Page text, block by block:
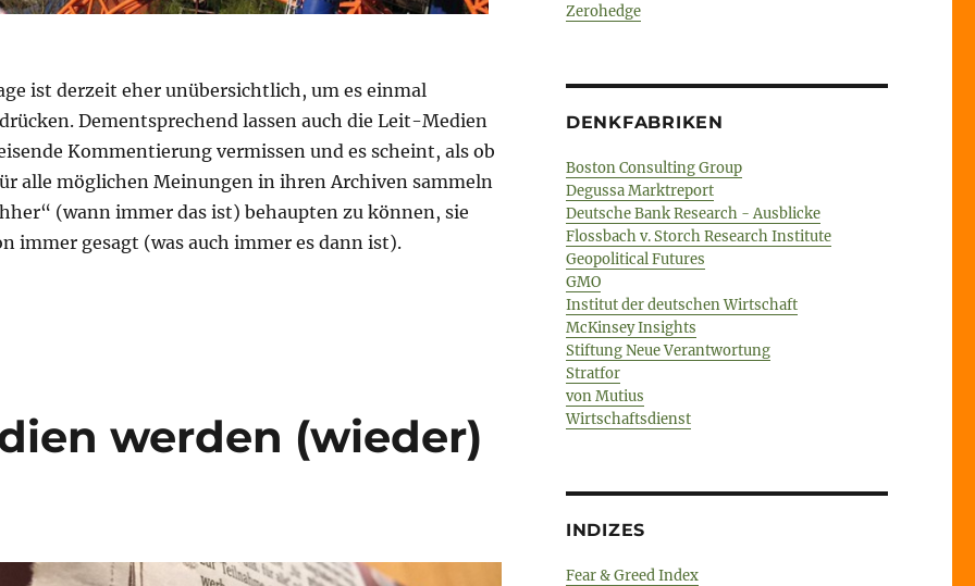
ist derzeit eher unübersichtlich, um es einmal
Dementsprechend lassen auch die Leit-Medien
Kommentierung vermissen und es scheint, als ob
alle möglichen Meinungen in ihren Archiven sammeln
(wann immer das ist) behaupten zu können, sie
immer gesagt (was auch immer es dann ist).
– the „new normal“ oder Ruhe vor dem Sturm?“
werden (wieder)
Zerohedge
DENKFABRIKEN
Boston Consulting Group
Degussa Marktreport
Deutsche Bank Research - Ausblicke
Flossbach v. Storch Research Institute
Geopolitical Futures
GMO
Institut der deutschen Wirtschaft
McKinsey Insights
Stiftung Neue Verantwortung
Stratfor
von Mutius
Wirtschaftsdienst
INDIZES
Fear & Greed Index